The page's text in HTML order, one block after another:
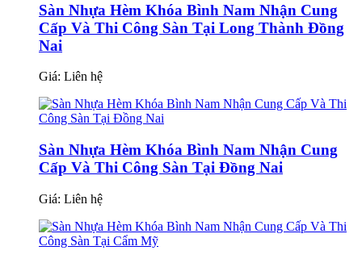
Sàn Nhựa Hèm Khóa Bình Nam Nhận Cung
Cấp Và Thi Công Sàn Tại Long Thành Đồng
Nai
Giá: Liên hệ
Sàn Nhựa Hèm Khóa Bình Nam Nhận Cung
Cấp Và Thi Công Sàn Tại Đồng Nai
Giá: Liên hệ